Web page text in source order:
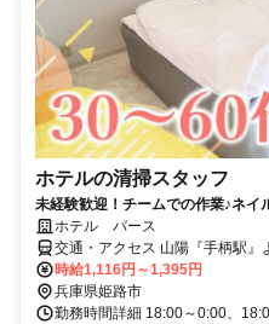
ホテルの清掃スタッフ
未経験歓迎！チームでの作業♪ネ
ホテル バース
交通・アクセス 山陽『手柄駅』
車で10分 車、バイク、自転車
時給1,116円～1,395円
兵庫県姫路市
勤務時間詳細 18:00～0:00、